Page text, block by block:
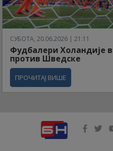
СУБОТА, 20.06.2026 | 21:11
Фудбалери Холандије
против Шведске
ПРОЧИТАЈ ВИШЕ